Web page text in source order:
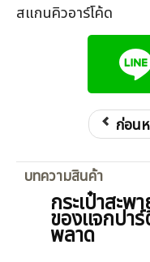
สแกนคิวอาร์โค้ด
ก่อน
บทความสินค้า
กระเป๋าสะพ
ของแจกปา
พลาด